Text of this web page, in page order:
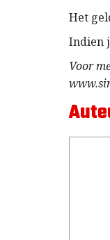
Het
Indien
Voor